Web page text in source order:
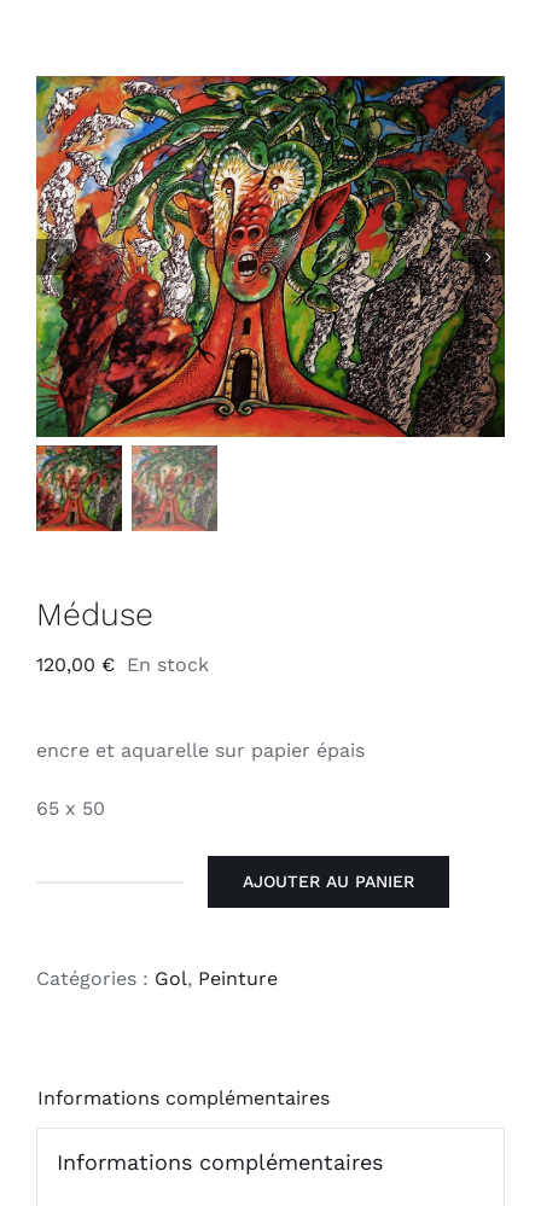
Méduse
120,00 € En stock
encre et aquarelle sur papier épais
65 x 50
AJOUTER AU PANIER
Catégories : Gol, Peinture
Informations complémentaires
Informations complémentaires